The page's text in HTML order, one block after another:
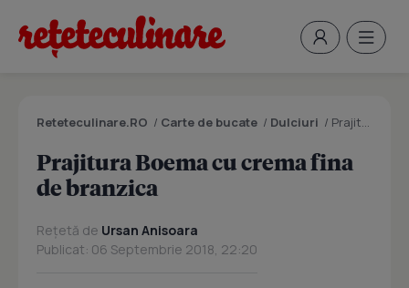
Reteteculinare.RO / Carte de bucate / Dulciuri / Prajitura Boema cu crema fina de branzica
Prajitura Boema cu crema fina
de branzica
Rețetă de Ursan Anisoara
Publicat: 06 Septembrie 2018, 22:20